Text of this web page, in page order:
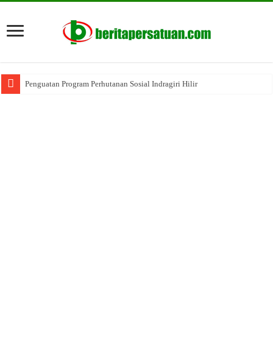
Penguatan Program Perhutanan Sosial Indragiri Hilir